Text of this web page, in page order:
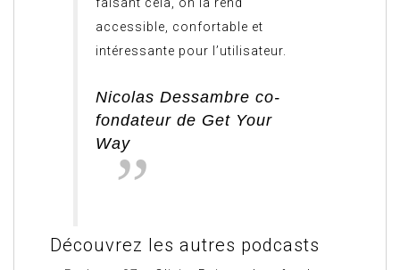
accessible, confortable et
intéressante pour l’utilisateur.
Nicolas Dessambre co-
fondateur de Get Your
Way
Découvrez les autres podcasts